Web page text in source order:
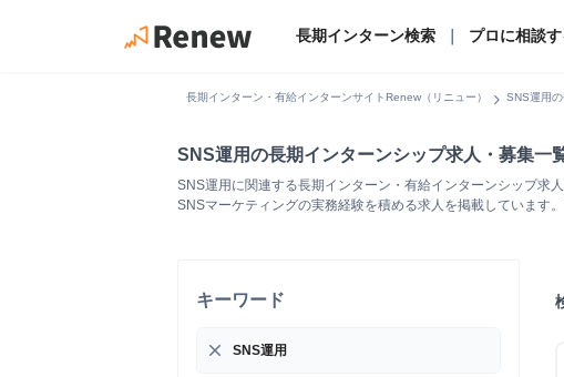
長期インターン検索 プロに相談す
長期インターン・有給インターンサイトRenew（リニュー） chevron_right SNS運用
SNS運用の長期インターンシップ求人・募集一
SNS運用に関連する長期インターン・有給インターンシップ求
SNSマーケティングの実務経験を積める求人を掲載しています
キーワード
close